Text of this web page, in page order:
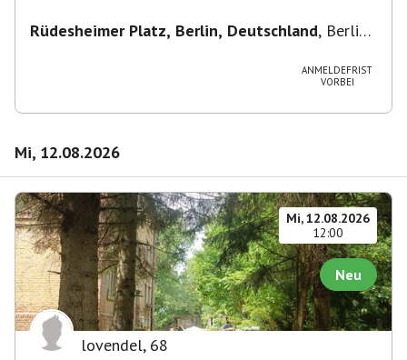
Rüdesheimer Platz, Berlin, Deutschland, Berlin-
ANMELDEFRIST
VORBEI
Mi, 12.08.2026
Mi, 12.08.2026
12:00
Neu
lovendel, 68